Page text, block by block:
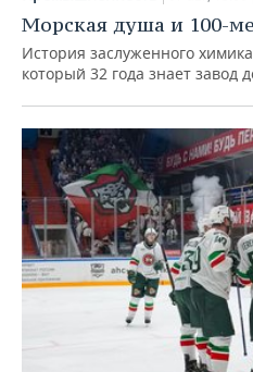
Морская душа и 100-
История заслуженного
который 32 года знает завод